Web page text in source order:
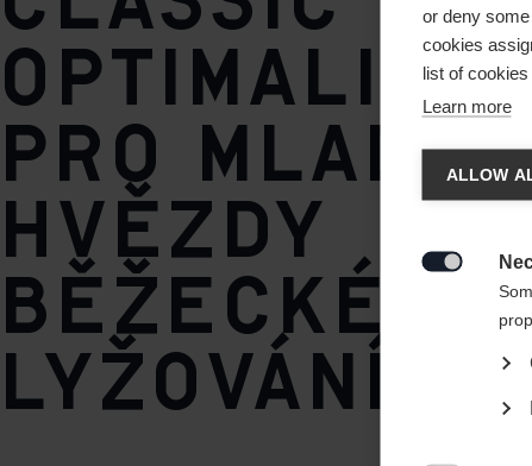
pro mladé
hvězdy
běžeckého
lyžování
or deny
cookies
list of
Learn more
ALLOW